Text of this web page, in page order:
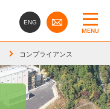
ENG
MENU
コンプライアンス